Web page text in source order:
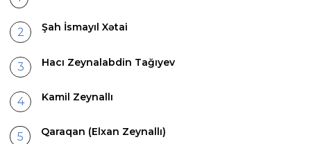
Şah İsmayıl Xətai
Hacı Zeynalabdin Tağıyev
Kamil Zeynallı
Qaraqan (Elxan Zeynallı)